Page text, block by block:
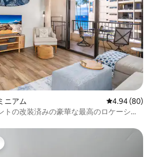
ニアム レビュー80件
4.94 (80)
トの改装済みの豪華な最高のロケーショ